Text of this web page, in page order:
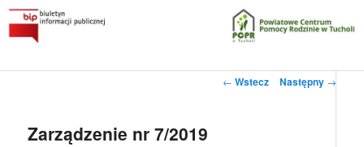
Przeskocz
do
tekstu
Biuletyn Informacji Publicznej
Powiatowe Centrum Pomocy Rodzinie w Tucholi
Główne
Zobacz
← Wstecz Następny →
Zarządzenie nr 7/2019